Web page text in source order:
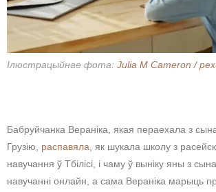
Ілюстрацыйнае фота: Julia M Cameron /
Бабруйчанка Вераніка, якая пераехала з
Грузію, распавяла, як шукала школу з
навучання ў Тбілісі, і чаму ў выніку яны з
навучанні онлайн, а сама Вераніка марыць